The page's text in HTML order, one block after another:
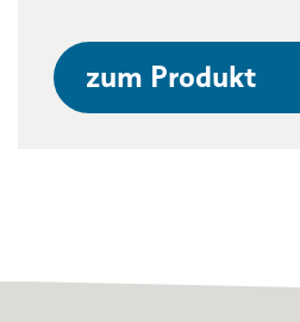
zum Produkt